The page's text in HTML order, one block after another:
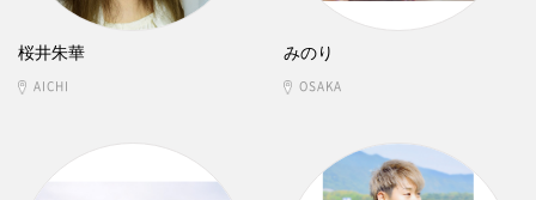
桜井朱華
AICHI
みのり
OSAKA